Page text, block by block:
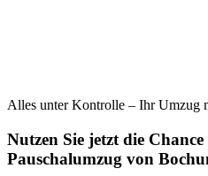
Alles unter Kontrolle – Ihr Umzug
Nutzen Sie jetzt die
Pauschalumzug von